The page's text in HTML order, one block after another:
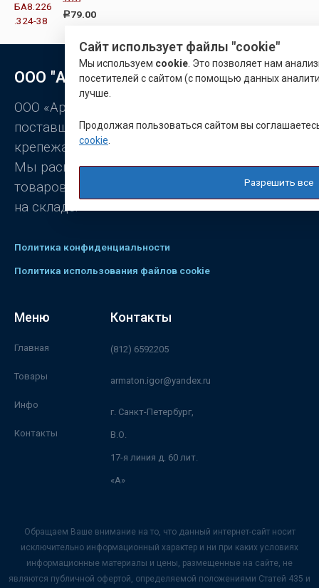
0
и
О
и
Р79.00
ООО "Арматон"
ООО «Арматон» является оптовым
поставщиком заклёпок, промышленного
крепежа, станочной оснастки.
Мы располагаем широким ассортиментом
товаров, постоянно присутствующих
на складе.
Политика конфиденциальности
Политика использования файлов cookie
Меню
Главная
Товары
Инфо
Контакты
Контакты
(812) 6592205
armaton.igor@yandex.ru
г. Санкт-Петербург,
В.О.
17-я линия д. 60 лит.
«А»
Обращаем Ваше внимание на то, что данный интернет-сайт носит
исключительно информационный характер и ни при каких условиях
информационные материалы и цены, размещенные на сайте, не
являются публичной офертой, определяемой положениями Статей 435 и
Сайт использует файлы "cookie"
Мы используем cookie . Это позволяет нам
посетителей с сайтом (с помощью данных
лучше.
Продолжая пользоваться сайтом вы
cookie
Разрешить все